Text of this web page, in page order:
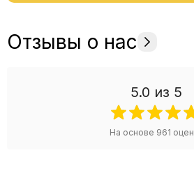
Отзывы о нас
5.0 из 5
На основе 961